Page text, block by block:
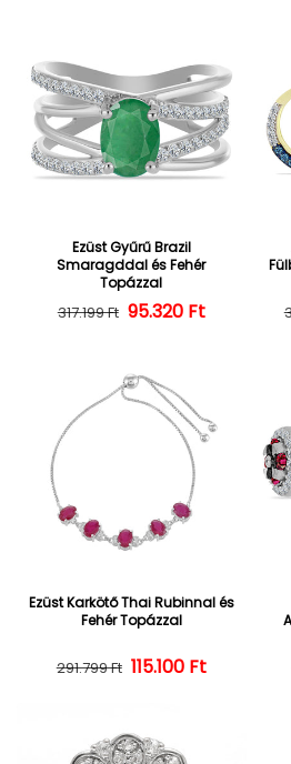
Ezüst Gyűrű Brazil
Smaragddal és Fehér
Topázzal
Normál ár
317.199 Ft Kedvezményes ár
95.320 Ft
Ezüst Karkötő Thai Rubinnal és
Fehér Topázzal
Normál ár
291.799 Ft Kedvezményes ár
115.100 Ft